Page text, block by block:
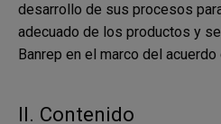
desarrollo de sus procesos
adecuado de los productos y
Banrep en el marco del
II. Contenido